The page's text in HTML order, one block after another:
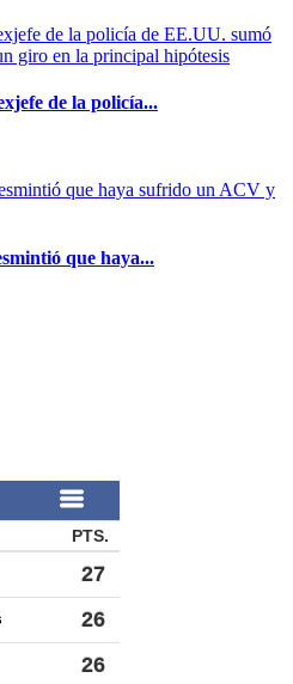
de la policía...
que haya...